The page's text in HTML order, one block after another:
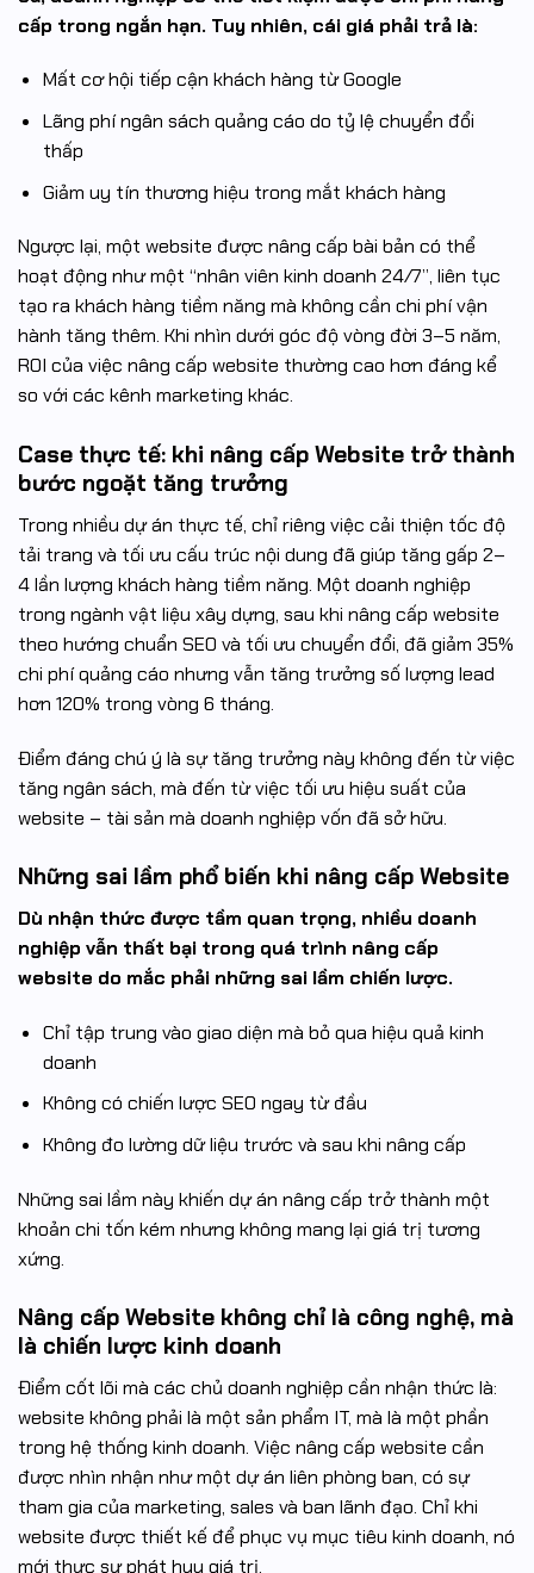
cấp trong ngắn hạn. Tuy nhiên, cái giá phải trả là:
Mất cơ hội tiếp cận khách hàng từ Google
Lãng phí ngân sách quảng cáo do tỷ lệ chuyển đổi
thấp
Giảm uy tín thương hiệu trong mắt khách hàng
Ngược lại, một website được nâng cấp bài bản có thể
hoạt động như một “nhân viên kinh doanh 24/7”, liên tục
tạo ra khách hàng tiềm năng mà không cần chi phí vận
hành tăng thêm. Khi nhìn dưới góc độ vòng đời 3–5 năm,
ROI của việc nâng cấp website thường cao hơn đáng kể
so với các kênh marketing khác.
Case thực tế: khi nâng cấp Website trở thành
bước ngoặt tăng trưởng
Trong nhiều dự án thực tế, chỉ riêng việc cải thiện tốc độ
tải trang và tối ưu cấu trúc nội dung đã giúp tăng gấp 2–
4 lần lượng khách hàng tiềm năng. Một doanh nghiệp
trong ngành vật liệu xây dựng, sau khi nâng cấp website
theo hướng chuẩn SEO và tối ưu chuyển đổi, đã giảm 35%
chi phí quảng cáo nhưng vẫn tăng trưởng số lượng lead
hơn 120% trong vòng 6 tháng.
Điểm đáng chú ý là sự tăng trưởng này không đến từ việc
tăng ngân sách, mà đến từ việc tối ưu hiệu suất của
website – tài sản mà doanh nghiệp vốn đã sở hữu.
Những sai lầm phổ biến khi nâng cấp Website
Dù nhận thức được tầm quan trọng, nhiều doanh
nghiệp vẫn thất bại trong quá trình nâng cấp
website do mắc phải những sai lầm chiến lược.
Chỉ tập trung vào giao diện mà bỏ qua hiệu quả kinh
doanh
Không có chiến lược SEO ngay từ đầu
Không đo lường dữ liệu trước và sau khi nâng cấp
Những sai lầm này khiến dự án nâng cấp trở thành một
khoản chi tốn kém nhưng không mang lại giá trị tương
xứng.
Nâng cấp Website không chỉ là công nghệ, mà
là chiến lược kinh doanh
Điểm cốt lõi mà các chủ doanh nghiệp cần nhận thức là:
website không phải là một sản phẩm IT, mà là một phần
trong hệ thống kinh doanh. Việc nâng cấp website cần
được nhìn nhận như một dự án liên phòng ban, có sự
tham gia của marketing, sales và ban lãnh đạo. Chỉ khi
website được thiết kế để phục vụ mục tiêu kinh doanh, nó
mới thực sự phát huy giá trị.